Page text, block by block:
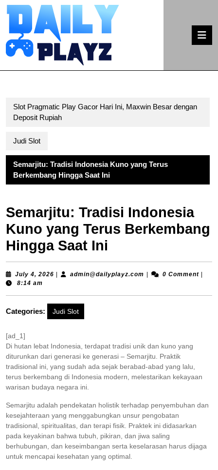
Skip
content
Slot Pragmatic Play Gacor Hari Ini, Maxwin Besar dengan
Deposit Rupiah
Judi Slot
Semarjitu: Tradisi Indonesia Kuno yang Terus
Berkembang Hingga Saat Ini
Semarjitu: Tradisi Indonesia
Kuno yang Terus Berkembang
Hingga Saat Ini
July 4, 2026 July
admin@dailyplayz.com admin@dailyplayz.com
0 Comment
8:14 am
Categories: Judi Slot
[ad_1]
Di hutan lebat Indonesia, terdapat tradisi unik dan kuno yang
diturunkan dari generasi ke generasi – Semarjitu. Praktik
tradisional ini, yang sudah ada sejak berabad-abad yang lalu,
terus berkembang di Indonesia modern, melestarikan kekayaan
warisan budaya negara ini.
Semarjitu adalah pendekatan holistik terhadap penyembuhan dan
kesejahteraan yang menggabungkan unsur pengobatan
tradisional, spiritualitas, dan terapi fisik. Praktek ini didasarkan
pada keyakinan bahwa tubuh, pikiran, dan jiwa saling
berhubungan, dan keseimbangan serta keselarasan harus dijaga
untuk mencapai kesehatan yang optimal.